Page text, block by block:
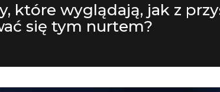
wyglądają, jak z
się tym nurtem?